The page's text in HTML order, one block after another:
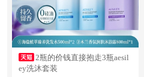
2瓶的价钱直接抱走3瓶aesil
ey洗沐套装